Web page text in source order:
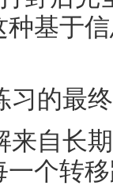
基于
习的最
来自长
个转